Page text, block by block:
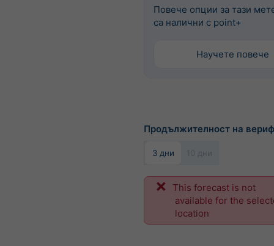
Повече опции за тази
са налични с point+
Научете повече
Продължителност на
3 дни
This forecast is not
available for the
location